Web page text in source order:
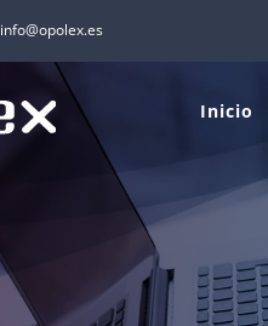
info@opolex.es
Inicio